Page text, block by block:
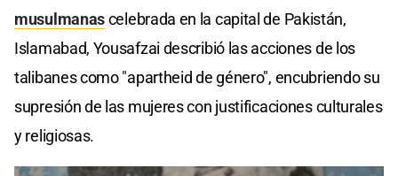
musulmanascelebrada en la capital de Pakistán,
Islamabad, Yousafzai describió las acciones de los
talibanes como "apartheid de género", encubriendo su
supresión de las mujeres con justificaciones culturales
y religiosas.